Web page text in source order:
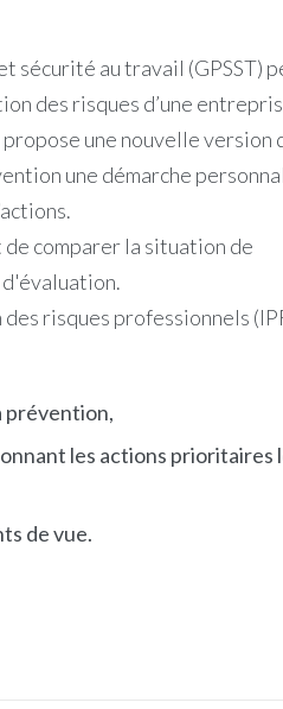
sécurité au travail (GPSST)
des risques d’une
propose une nouvelle version
une démarche
comparer la situation de
risques professionnels
prévention,
les actions prioritaires
de vue.